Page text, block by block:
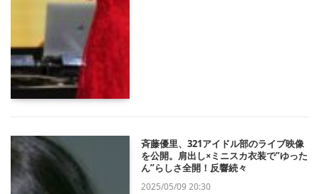
斉藤優里、321アイドル部のライブ映像
を公開。肩出し×ミニスカ衣装で”ゆった
ん”らしさ全開！反響続々
2025/05/09 20:30